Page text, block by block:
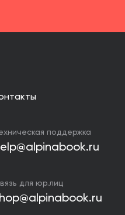
поддержка
для юр.лиц